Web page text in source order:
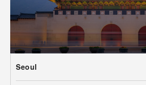
Seoul